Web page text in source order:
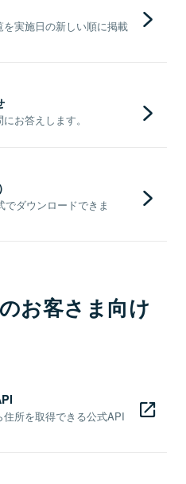
実施日の新しい順に掲載
お答えします。
ダウンロードできま
お客さま向け
所を取得できる公式API